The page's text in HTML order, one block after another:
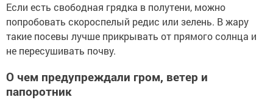
Если есть свободная грядка в полутени, можно
попробовать скороспелый редис или зелень. В жару
такие посевы лучше прикрывать от прямого солнца и
не пересушивать почву.
О чем предупреждали гром, ветер и
папоротник